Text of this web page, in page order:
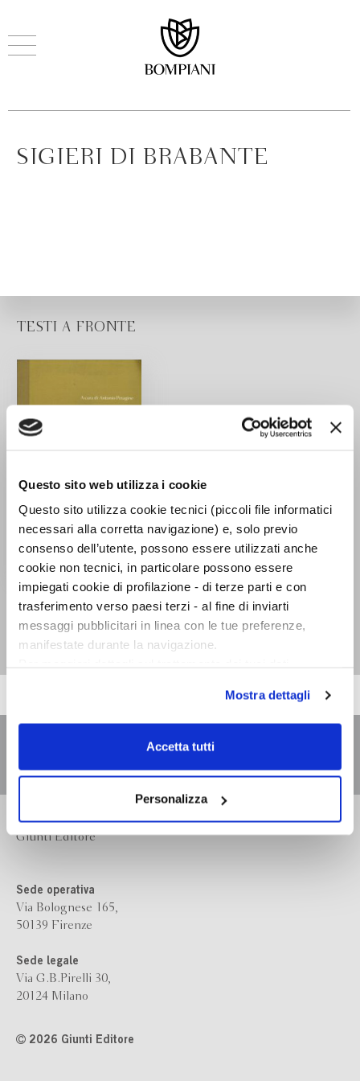
Questo sito web utilizza i cookie
Questo sito utilizza cookie tecnici (piccoli file informatici
necessari alla corretta navigazione) e, solo previo
consenso dell’utente, possono essere utilizzati anche
cookie non tecnici, in particolare possono essere
impiegati cookie di profilazione - di terze parti e con
trasferimento verso paesi terzi - al fine di inviarti
messaggi pubblicitari in linea con le tue preferenze,
manifestate durante la navigazione.
scelte privacy sui cookie, ti invitiamo a prendere visione
dell’informativa cookie.
Chiudendo il banner tramite la “X” prosegui la
dei soli cookie tecnici. Selezionando “Accetta tutti” presti
il tuo consenso alla profilazione che potrai revocare in
ogni momentoRevoca
Mostra dettagli
Accetta tutti
Personalizza
SIGIERI DI BRABANTE
TESTI A FRONTE
Anima dell'uomo.
Testo latino a fronte
Sigieri di Brabante
Bompiani è un marchio
Giunti Editore
Sede operativa
Via Bolognese 165,
50139 Firenze
Sede legale
Via G.B.Pirelli 30,
20124 Milano
2026 Giunti Editore